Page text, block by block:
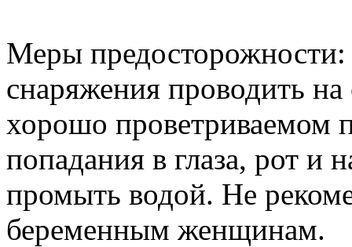
Меры
снаряжения проводить
хорошо проветриваемом
попадания в глаза, рот и
промыть водой. Не
беременным женщинам.